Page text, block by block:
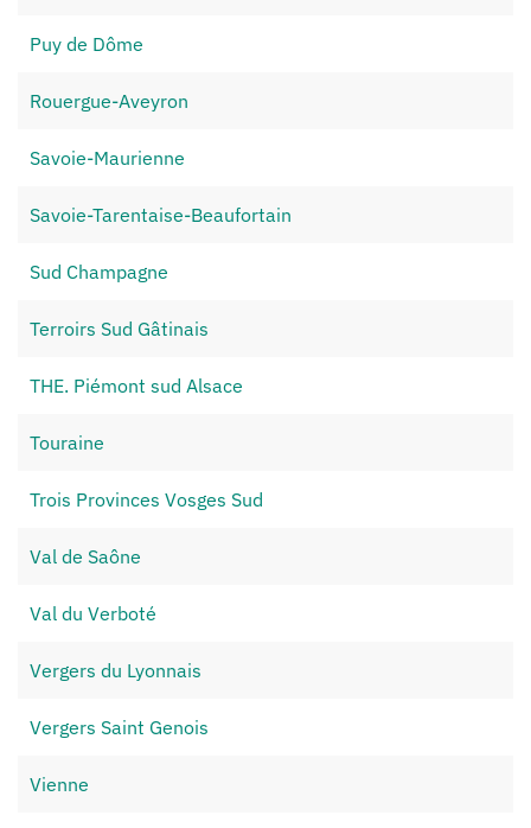
Puy de Dôme
Rouergue-Aveyron
Savoie-Maurienne
Savoie-Tarentaise-Beaufortain
Sud Champagne
Terroirs Sud Gâtinais
THE. Piémont sud Alsace
Touraine
Trois Provinces Vosges Sud
Val de Saône
Val du Verboté
Vergers du Lyonnais
Vergers Saint Genois
Vienne